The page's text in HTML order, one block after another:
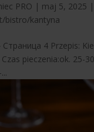
PRO | maj 5, 2025 |
bistro/kantyna
4 Przepis:
pieczenia:ok. 25-